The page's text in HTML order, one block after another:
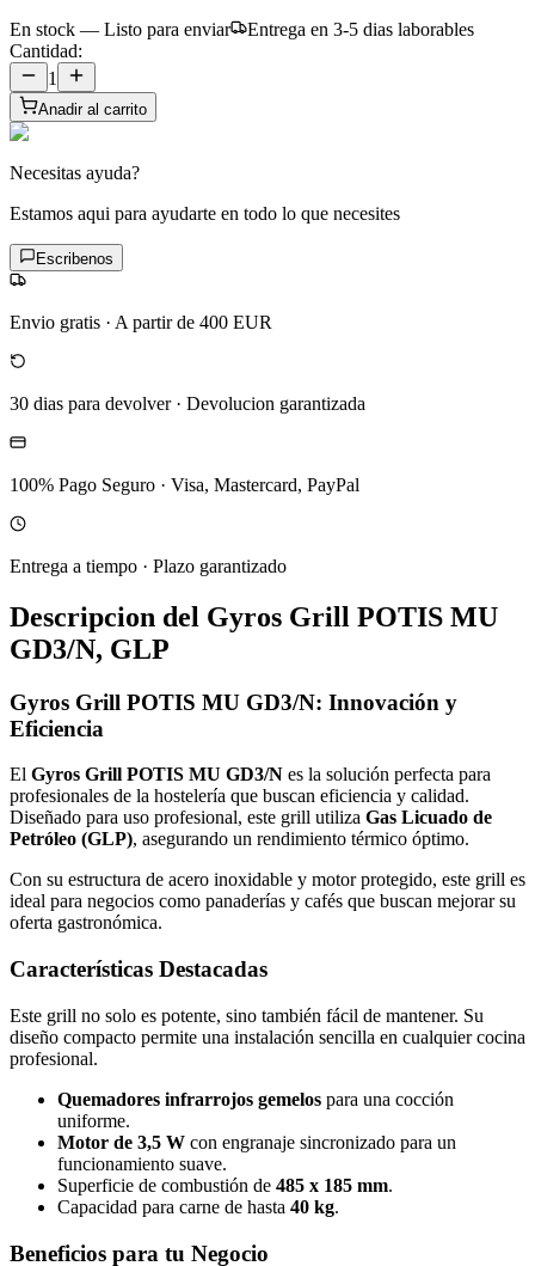
En stock — Listo para enviar
Entrega en 3-5 dias laborables
Cantidad:
1
Anadir al carrito
Necesitas ayuda?
Estamos aqui para ayudarte en todo lo que necesites
Escribenos
Envio gratis · A partir de 400 EUR
30 dias para devolver· Devolucion garantizada
100% Pago Seguro · Visa, Mastercard, PayPal
Entrega a tiempo · Plazo garantizado
Descripcion del Gyros Grill POTIS MU
GD3/N, GLP
Gyros Grill POTIS MU GD3/N: Innovación y
Eficiencia
El Gyros Grill POTIS MU GD3/N es la solución perfecta para
profesionales de la hostelería que buscan eficiencia y calidad.
Diseñado para uso profesional, este grill utiliza Gas Licuado de
Petróleo (GLP), asegurando un rendimiento térmico óptimo.
Con su estructura de acero inoxidable y motor protegido, este grill es
ideal para negocios como panaderías y cafés que buscan mejorar su
oferta gastronómica.
Características Destacadas
Este grill no solo es potente, sino también fácil de mantener. Su
diseño compacto permite una instalación sencilla en cualquier cocina
profesional.
Quemadores infrarrojos gemelos para una cocción
uniforme.
Motor de 3,5 W con engranaje sincronizado para un
funcionamiento suave.
Superficie de combustión de 485 x 185 mm.
Capacidad para carne de hasta 40 kg.
Beneficios para tu Negocio